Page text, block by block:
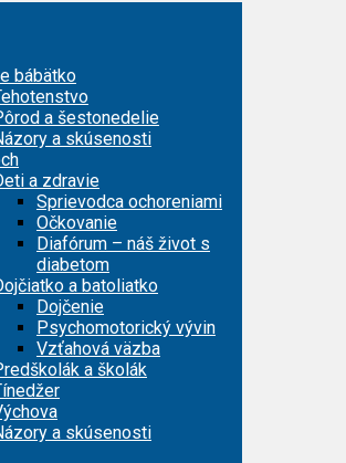
bábätko
a šestonedelie
a skúsenosti
a zdravie
Sprievodca ochoreniami
Očkovanie
Diafórum – náš život s
diabetom
a batoliatko
Dojčenie
Psychomotorický vývin
Vzťahová väzba
a školák
a skúsenosti